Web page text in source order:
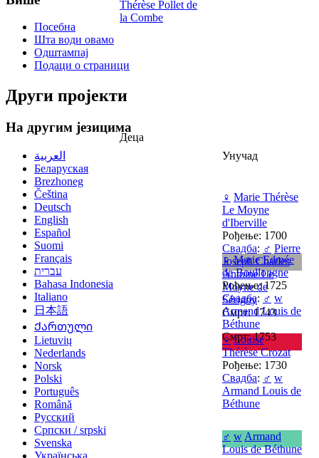
Thérèse Pollet de
la Combe
Деца
Унучад
♀ Marie Thérèse
Le Moyne
d'Iberville
Рођење: 1700
Свадба: ♂ Pierre
Joseph Charles
Antoine Le
Moyne de
Sérigny
Смрт: 1743
♀ Marie Edmée
de Boullongne
Рођење: 1725
Свадба: ♂ w
Armand Louis de
Béthune
Смрт: 1753
♀ Louise
Thérèse Crozat
Рођење: 1730
Свадба: ♂ w
Armand Louis de
Béthune
♂ w Armand
Louis de Béthune
Посебна
Шта води овамо
Одштампај
Подаци о страници
Други пројекти
На другим језицима
العربية
Беларуская
Brezhoneg
Čeština
Deutsch
English
Español
Suomi
Français
עברית
Bahasa Indonesia
Italiano
日本語
Ქართული
Lietuvių
Nederlands
Norsk
Polski
Português
Română
Русский
Српски / srpski
Svenska
Українська